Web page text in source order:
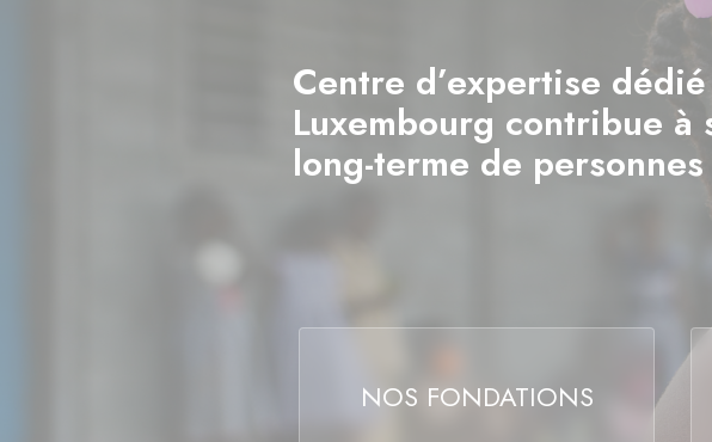
Centre d’expertise
Luxembourg contribue
long-terme de
NOS FONDATIONS